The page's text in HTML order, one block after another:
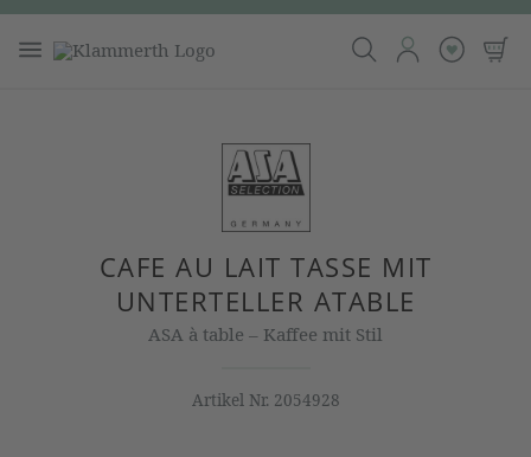
CAFE AU LAIT TASSE MIT
UNTERTELLER ATABLE
ASA à table – Kaffee mit Stil
Artikel Nr. 2054928